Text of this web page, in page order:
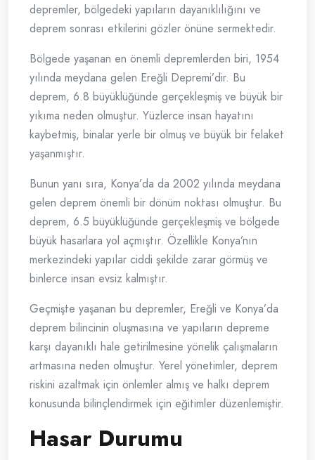
depremler, bölgedeki yapıların dayanıklılığını ve
deprem sonrası etkilerini gözler önüne sermektedir.
Bölgede yaşanan en önemli depremlerden biri, 1954
yılında meydana gelen Ereğli Depremi’dir. Bu
deprem, 6.8 büyüklüğünde gerçekleşmiş ve büyük bir
yıkıma neden olmuştur. Yüzlerce insan hayatını
kaybetmiş, binalar yerle bir olmuş ve büyük bir felaket
yaşanmıştır.
Bunun yanı sıra, Konya’da da 2002 yılında meydana
gelen deprem önemli bir dönüm noktası olmuştur. Bu
deprem, 6.5 büyüklüğünde gerçekleşmiş ve bölgede
büyük hasarlara yol açmıştır. Özellikle Konya’nın
merkezindeki yapılar ciddi şekilde zarar görmüş ve
binlerce insan evsiz kalmıştır.
Geçmişte yaşanan bu depremler, Ereğli ve Konya’da
deprem bilincinin oluşmasına ve yapıların depreme
karşı dayanıklı hale getirilmesine yönelik çalışmaların
artmasına neden olmuştur. Yerel yönetimler, deprem
riskini azaltmak için önlemler almış ve halkı deprem
konusunda bilinçlendirmek için eğitimler düzenlemiştir.
Hasar Durumu